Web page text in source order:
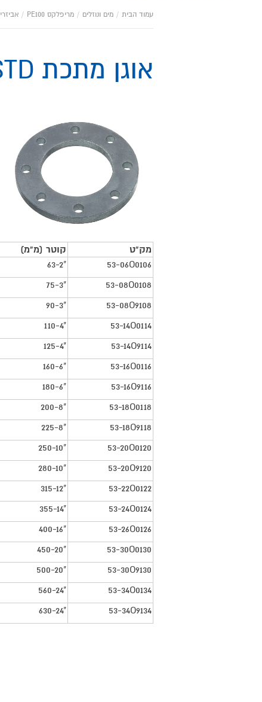
עמוד הבית / מים ונוזלים / מריפלקס PE100 / אביזרי PE100 לריתוך חשמלי EF
אוגן מתכת BSTD
מאפייני
מוצר
מק"ט קוטר (מ"מ)
53-06O0106
63-2"
53-08O0108
75-3"
53-08O9108
90-3"
53-14O0114
110-4"
53-14O9114
125-4"
53-16O0116
160-6"
53-16O9116
180-6"
53-18O0118
200-8"
53-18O9118
225-8"
53-20O0120
250-10"
53-20O9120
280-10"
53-22O0122
315-12"
53-24O0124
355-14"
53-26O0126
400-16"
53-30O0130
450-20"
53-30O9130
500-20"
53-34O0134
560-24"
53-34O9134
630-24"